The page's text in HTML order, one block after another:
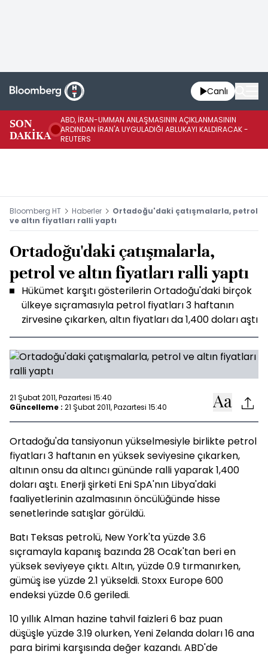
Canlı
SON
DAKİKA
ABD, İRAN-UMMAN ANLAŞMASININ AÇIKLANMASININ
ARDINDAN İRAN'A UYGULADIĞI ABLUKAYI KALDIRACAK -
REUTERS
Bloomberg HT Haberler
Ortadoğu'daki çatışmalarla, petrol
ve altın fiyatları ralli yaptı
Ortadoğu'daki çatışmalarla,
petrol ve altın fiyatları ralli yaptı
Hükümet karşıtı gösterilerin Ortadoğu'daki birçok
ülkeye sıçramasıyla petrol fiyatları 3 haftanın
zirvesine çıkarken, altın fiyatları da 1,400 doları aştı
21 Şubat 2011, Pazartesi 15:40
Güncelleme : 21 Şubat 2011, Pazartesi 15:40
Ortadoğu'da tansiyonun yükselmesiyle birlikte petrol
fiyatları 3 haftanın en yüksek seviyesine çıkarken,
altının onsu da altıncı gününde ralli yaparak 1,400
doları aştı. Enerji şirketi Eni SpA'nın Libya'daki
faaliyetlerinin azalmasının öncülüğünde hisse
senetlerinde satışlar görüldü.
Batı Teksas petrolü, New York'ta yüzde 3.6
sıçramayla kapanış bazında 28 Ocak'tan beri en
yüksek seviyeye çıktı. Altın, yüzde 0.9 tırmanırken,
gümüş ise yüzde 2.1 yükseldi. Stoxx Europe 600
endeksi yüzde 0.6 geriledi.
10 yıllık Alman hazine tahvil faizleri 6 baz puan
düşüşle yüzde 3.19 olurken, Yeni Zelanda doları 16 ana
para birimi karşısında değer kazandı. ABD'de